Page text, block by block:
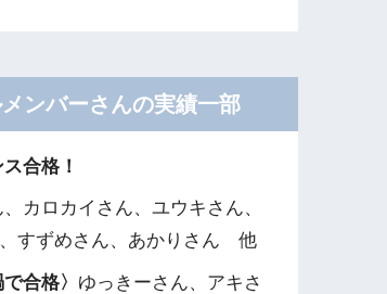
ンバーさんの実績一部
合格！
カロカイさん、ユウキさん、
すずめさん、あかりさん 他
合格〉 ゆっきーさん、アキさ